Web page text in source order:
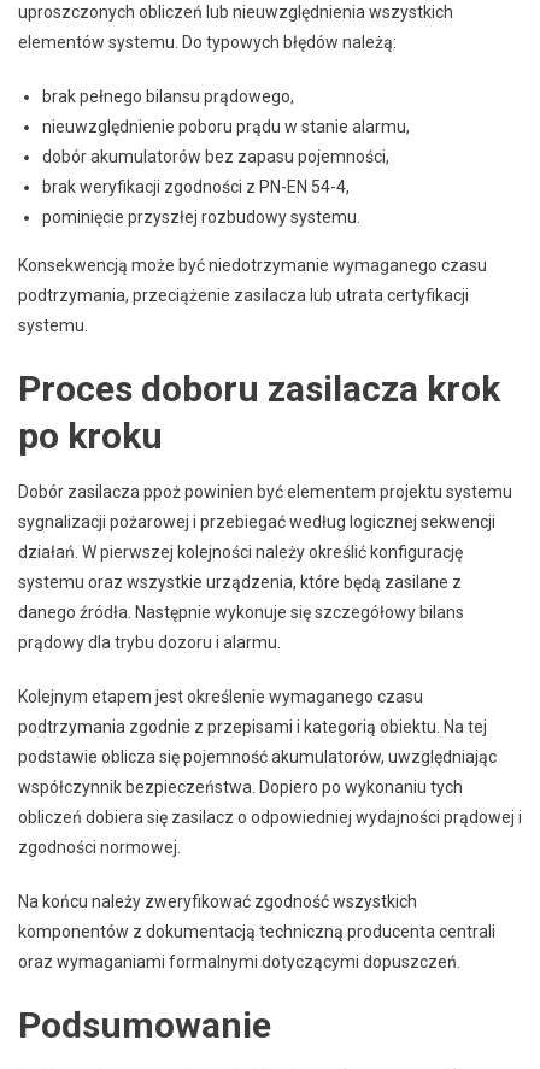
uproszczonych obliczeń lub nieuwzględnienia wszystkich
elementów systemu. Do typowych błędów należą:
brak pełnego bilansu prądowego,
nieuwzględnienie poboru prądu w stanie alarmu,
dobór akumulatorów bez zapasu pojemności,
brak weryfikacji zgodności z PN-EN 54-4,
pominięcie przyszłej rozbudowy systemu.
Konsekwencją może być niedotrzymanie wymaganego czasu
podtrzymania, przeciążenie zasilacza lub utrata certyfikacji
systemu.
Proces doboru zasilacza krok
po kroku
Dobór zasilacza ppoż powinien być elementem projektu systemu
sygnalizacji pożarowej i przebiegać według logicznej sekwencji
działań. W pierwszej kolejności należy określić konfigurację
systemu oraz wszystkie urządzenia, które będą zasilane z
danego źródła. Następnie wykonuje się szczegółowy bilans
prądowy dla trybu dozoru i alarmu.
Kolejnym etapem jest określenie wymaganego czasu
podtrzymania zgodnie z przepisami i kategorią obiektu. Na tej
podstawie oblicza się pojemność akumulatorów, uwzględniając
współczynnik bezpieczeństwa. Dopiero po wykonaniu tych
obliczeń dobiera się zasilacz o odpowiedniej wydajności prądowej i
zgodności normowej.
Na końcu należy zweryfikować zgodność wszystkich
komponentów z dokumentacją techniczną producenta centrali
oraz wymaganiami formalnymi dotyczącymi dopuszczeń.
Podsumowanie